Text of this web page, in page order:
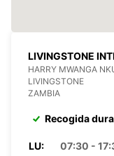
LIVINGSTONE
HARRY MWANGA
LIVINGSTONE
ZAMBIA
Recogida
LU:
07:30 -